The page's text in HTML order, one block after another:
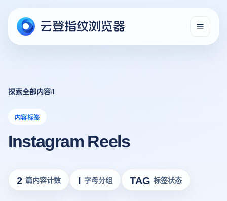
探索全部内容/I
内容标签
Instagram Reels
2 篇内容计数 I 字母分组 TAG 标签状态